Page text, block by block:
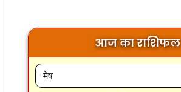
आज का राशिफल